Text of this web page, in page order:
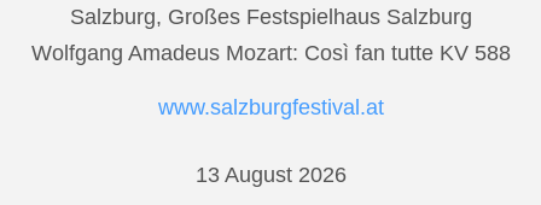
Salzburg, Großes Festspielhaus Salzburg
Wolfgang Amadeus Mozart: Così fan tutte KV 588
www.salzburgfestival.at
13 August 2026